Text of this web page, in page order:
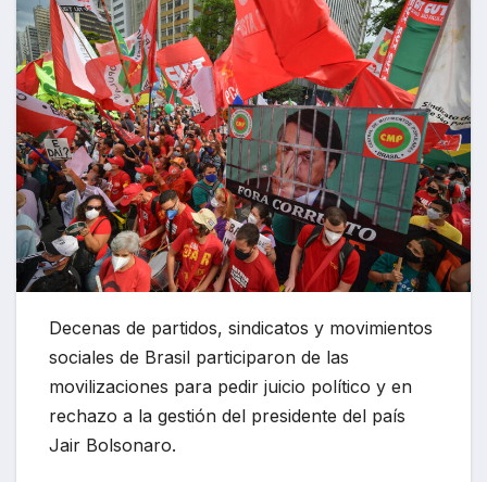
Decenas de partidos, sindicatos y movimientos
sociales de Brasil participaron de las
movilizaciones para pedir juicio político y en
rechazo a la gestión del presidente del país
Jair Bolsonaro.